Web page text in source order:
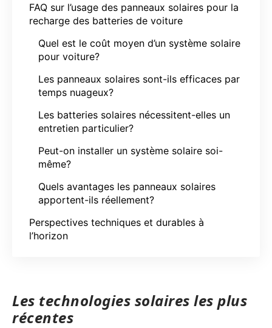
FAQ sur l’usage des panneaux solaires pour la
recharge des batteries de voiture
Quel est le coût moyen d’un système solaire
pour voiture?
Les panneaux solaires sont-ils efficaces par
temps nuageux?
Les batteries solaires nécessitent-elles un
entretien particulier?
Peut-on installer un système solaire soi-
même?
Quels avantages les panneaux solaires
apportent-ils réellement?
Perspectives techniques et durables à
l’horizon
Les technologies solaires les plus
récentes